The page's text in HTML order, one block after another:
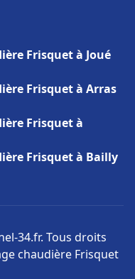
Frisquet à Joué
Frisquet à Arras
Frisquet à
Frisquet à Bailly
34.fr. Tous droits
chaudière Frisquet